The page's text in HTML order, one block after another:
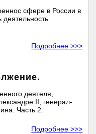
сфере в России в
деятельность
Подробнее >>>
деятеля,
II, генерал-
Часть 2.
Подробнее >>>